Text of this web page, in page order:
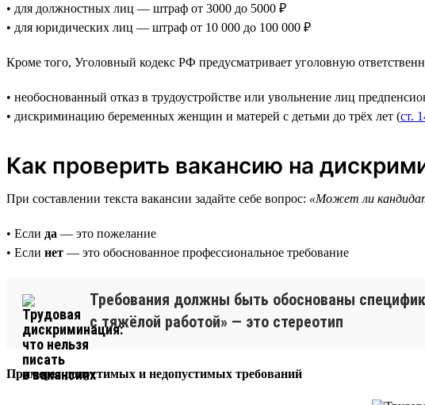
• для должностных лиц — штраф от 3000 до 5000 ₽
• для юридических лиц — штраф от 10 000 до 100 000 ₽
Кроме того, Уголовный кодекс РФ предусматривает уголовную
• необоснованный отказ в трудоустройстве или увольнение лиц
• дискриминацию беременных женщин и матерей с детьми до трёх лет (ст.
Как проверить вакансию на
При составлении текста вакансии задайте себе вопрос: «Может ли
• Если да — это пожелание
• Если нет — это обоснованное профессиональное требование
Требования должны быть обоснованы
с тяжёлой работой» — это стереотип
Примеры допустимых и недопустимых требований